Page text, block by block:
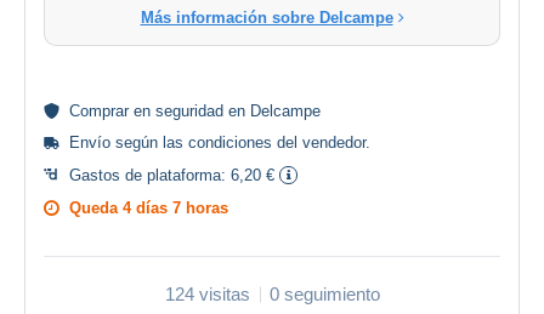
Más información sobre Delcampe
Comprar en seguridad en Delcampe
Envío según las condiciones del vendedor.
Gastos de plataforma: 6,20 €
Queda 4 días 7 horas
124 visitas 0 seguimiento